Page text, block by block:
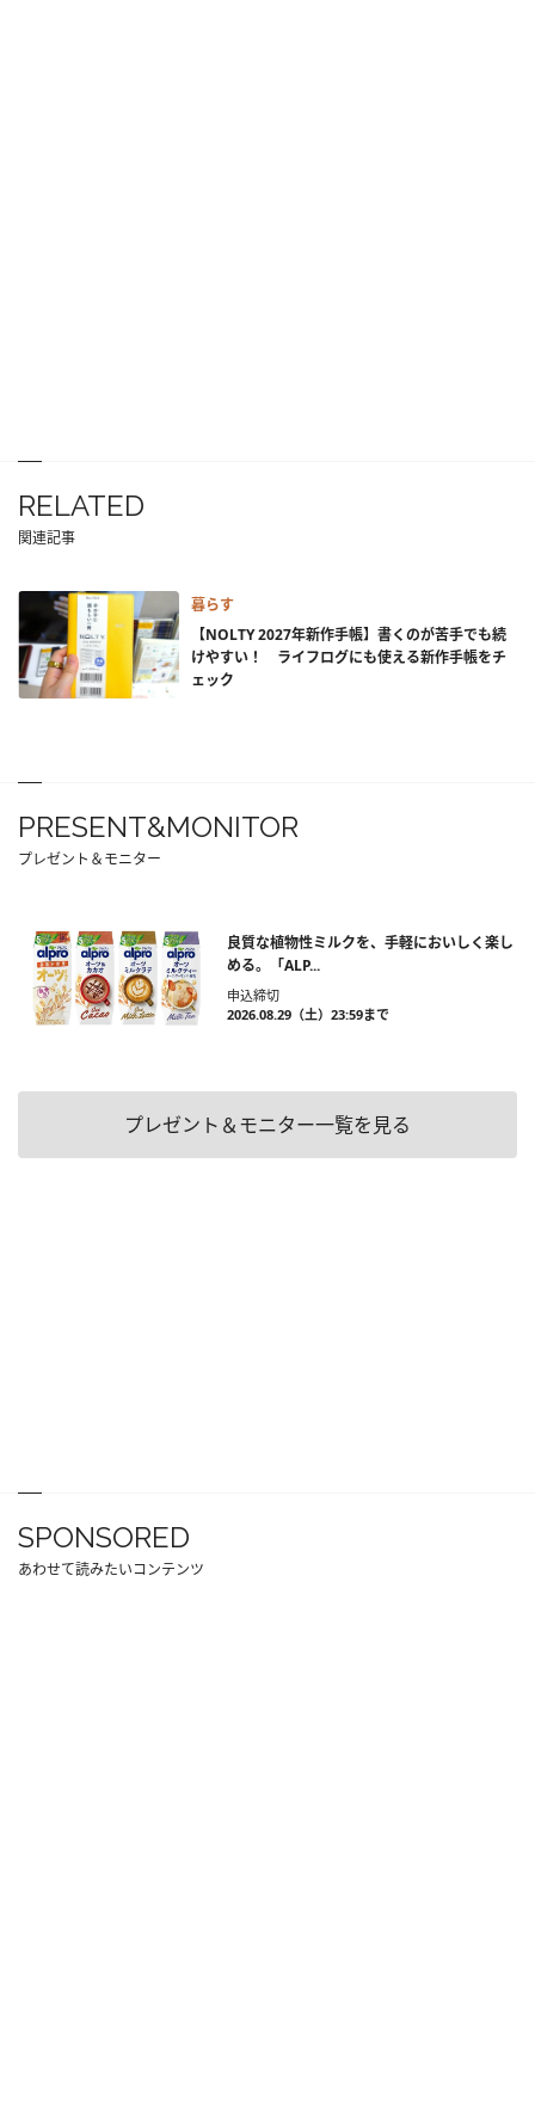
RELATED
関連記事
暮らす
【NOLTY 2027年新作手帳】書くのが苦手でも続
けやすい！ ライフログにも使える新作手帳をチ
ェック
PRESENT&MONITOR
プレゼント＆モニター
良質な植物性ミルクを、手軽においしく楽し
める。「ALP...
申込締切
2026.08.29（土）23:59まで
プレゼント＆モニター一覧を見る
SPONSORED
あわせて読みたいコンテンツ